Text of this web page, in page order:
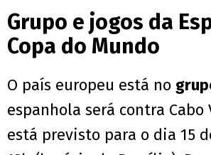
Grupo e jogos da
Copa do Mundo
O país europeu está no
espanhola será contra Cabo
está previsto para o dia 15